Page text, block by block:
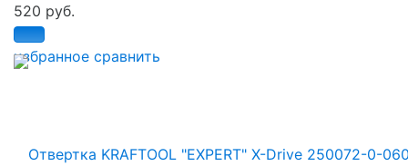
избранное сравнить
520 руб.